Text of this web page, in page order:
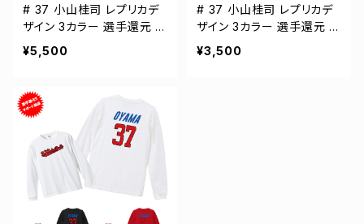
# 37 小山桂司 レプリカデ
ザイン 3カラー 選手還元 ベ
ースボールシャツ S-XXLサ
イズ 598201
¥5,500
# 37 小山桂司 レプリカデ
ザイン 3カラー 選手還元 半
袖Tシャツ S-XXXLサイズ
500101
¥3,500